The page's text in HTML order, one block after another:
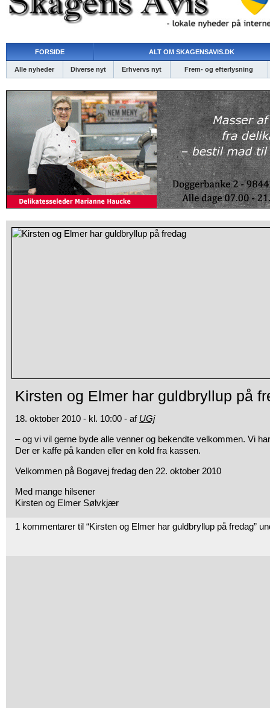
FORSIDE ALT OM SKAGENSAVIS.DK
Alle nyheder Diverse nyt Erhvervs nyt Frem- og efterlysning
Kirsten og Elmer har guldbryllup på
18. oktober 2010 - kl. 10:00 - af UGj
– og vi vil gerne byde alle venner og bekendte velkommen. Vi
Der er kaffe på kanden eller en kold fra kassen.
Velkommen på Bogøvej fredag den 22. oktober 2010
Med mange hilsener
Kirsten og Elmer Sølvkjær
1 kommentarer til “Kirsten og Elmer har guldbryllup på fredag”